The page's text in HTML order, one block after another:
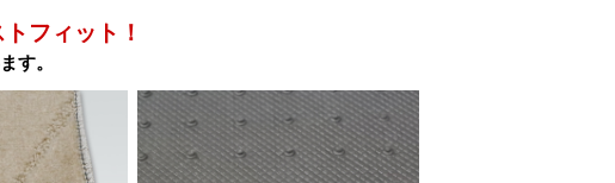
フィット！
す。